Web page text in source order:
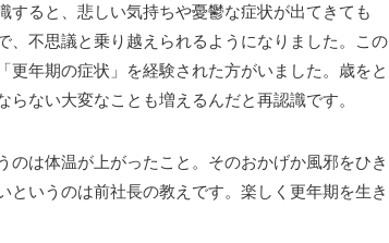
すると、悲しい気持ちや憂鬱な症状が出てきても
、不思議と乗り越えられるようになりました。この
年期の症状」を経験された方がいました。歳をと
ない大変なことも増えるんだと再認識です。
は体温が上がったこと。そのおかげか風邪をひき
いうのは前社長の教えです。楽しく更年期を生き